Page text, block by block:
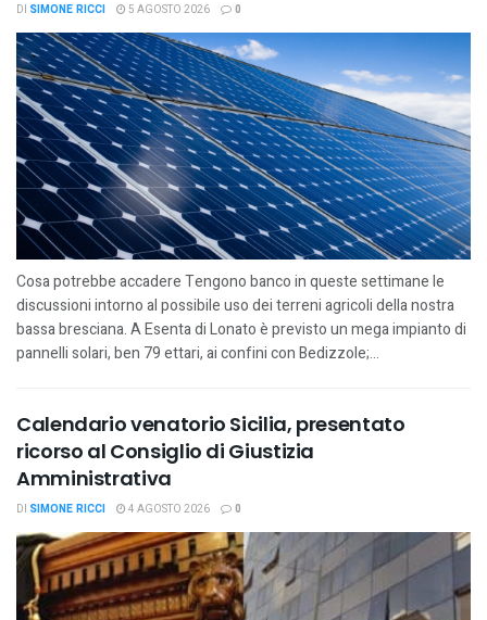
DI SIMONE RICCI 5 AGOSTO 2026 0
Cosa potrebbe accadere Tengono banco in queste settimane le
discussioni intorno al possibile uso dei terreni agricoli della nostra
bassa bresciana. A Esenta di Lonato è previsto un mega impianto di
pannelli solari, ben 79 ettari, ai confini con Bedizzole;...
Calendario venatorio Sicilia, presentato
ricorso al Consiglio di Giustizia
Amministrativa
DI SIMONE RICCI 4 AGOSTO 2026 0